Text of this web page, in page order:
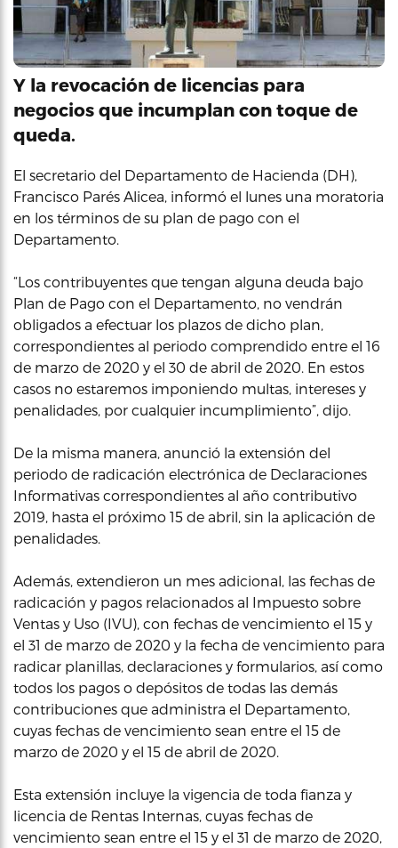
Y la revocación de licencias para
negocios que incumplan con toque de
queda.
El secretario del Departamento de Hacienda (DH),
Francisco Parés Alicea, informó el lunes una moratoria
en los términos de su plan de pago con el
Departamento.
“Los contribuyentes que tengan alguna deuda bajo
Plan de Pago con el Departamento, no vendrán
obligados a efectuar los plazos de dicho plan,
correspondientes al periodo comprendido entre el 16
de marzo de 2020 y el 30 de abril de 2020. En estos
casos no estaremos imponiendo multas, intereses y
penalidades, por cualquier incumplimiento”, dijo.
De la misma manera, anunció la extensión del
periodo de radicación electrónica de Declaraciones
Informativas correspondientes al año contributivo
2019, hasta el próximo 15 de abril, sin la aplicación de
penalidades.
Además, extendieron un mes adicional, las fechas de
radicación y pagos relacionados al Impuesto sobre
Ventas y Uso (IVU), con fechas de vencimiento el 15 y
el 31 de marzo de 2020 y la fecha de vencimiento para
radicar planillas, declaraciones y formularios, así como
todos los pagos o depósitos de todas las demás
contribuciones que administra el Departamento,
cuyas fechas de vencimiento sean entre el 15 de
marzo de 2020 y el 15 de abril de 2020.
Esta extensión incluye la vigencia de toda fianza y
licencia de Rentas Internas, cuyas fechas de
vencimiento sean entre el 15 y el 31 de marzo de 2020,